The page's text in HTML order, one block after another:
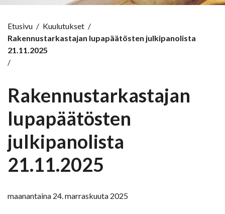
Etusivu / Kuulutukset /
Rakennustarkastajan lupapäätösten julkipanolista
21.11.2025
/
Rakennustarkastajan
lupapäätösten
julkipanolista
21.11.2025
maanantaina 24. marraskuuta 2025